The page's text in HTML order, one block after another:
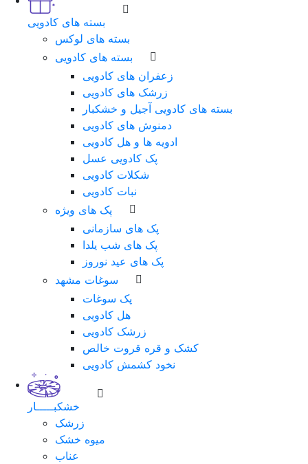
بسته های کادویی
بسته های لوکس
بسته های کادویی
زعفران های کادویی
زرشک های کادویی
بسته های کادویی آجیل و خشکبار
دمنوش های کادویی
ادویه ها و هل کادویی
پک کادویی عسل
شکلات کادویی
نبات کادویی
پک های ویژه
پک های سازمانی
پک های شب یلدا
پک های عید نوروز
سوغات مشهد
پک سوغات
هل کادویی
زرشک کادویی
کشک و قره قروت خالص
نخود کشمش کادویی
خشکبـــــار
زرشک
میوه خشک
عناب